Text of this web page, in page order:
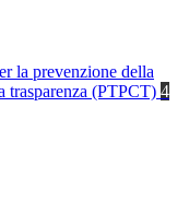
la prevenzione della
trasparenza (PTPCT) 4